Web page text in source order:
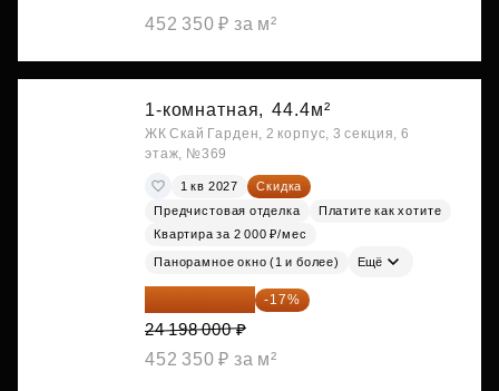
452 350 ₽ за м²
1-комнатная, 44.4м²
ЖК Скай Гарден, 2 корпус, 3 секция, 6
этаж, №369
1 кв 2027
Скидка
Предчистовая отделка
Платите как хотите
Квартира за 2 000 ₽/мес
Панорамное окно (1 и более) Ещё
20 084 340 ₽ -17%
24 198 000 ₽
452 350 ₽ за м²